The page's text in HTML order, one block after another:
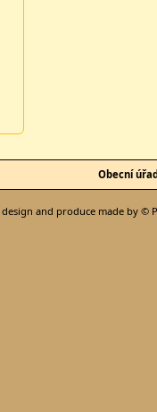
Obecní
design and produce made by ©